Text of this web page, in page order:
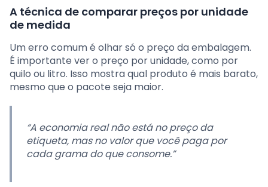
A técnica de comparar preços por unidade
de medida
Um erro comum é olhar só o preço da embalagem.
É importante ver o preço por unidade, como por
quilo ou litro. Isso mostra qual produto é mais barato,
mesmo que o pacote seja maior.
“A economia real não está no preço da
etiqueta, mas no valor que você paga por
cada grama do que consome.”